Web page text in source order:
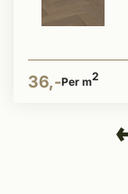
36,-Per m2